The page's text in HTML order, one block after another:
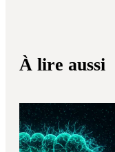
À lire aussi